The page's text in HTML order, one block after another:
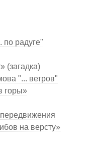
по радуге"
(загадка)
"... ветров"
горы»
на версту»